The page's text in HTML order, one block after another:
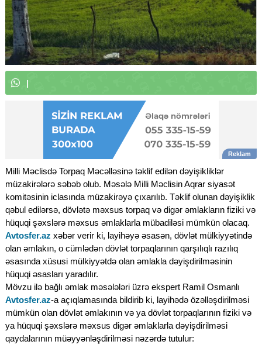
W
Milli Məclisdə Torpaq Məcəlləsinə təklif edilən dəyişikliklər
müzakirələrə səbəb olub. Məsələ Milli Məclisin Aqrar siyasət
komitəsinin iclasında müzakirəyə çıxarılıb. Təklif olunan dəyişiklik
qəbul edilərsə, dövlətə məxsus torpaq və digər əmlakların fiziki və
hüquqi şəxslərə məxsus əmlaklarla mübadiləsi mümkün olacaq.
Avtosfer.az xəbər verir ki, layihəyə əsasən, dövlət mülkiyyətində
olan əmlakın, o cümlədən dövlət torpaqlarının qarşılıqlı razılıq
əsasında xüsusi mülkiyyətdə olan əmlakla dəyişdirilməsinin
hüquqi əsasları yaradılır.
Mövzu ilə bağlı əmlak məsələləri üzrə ekspert Ramil Osmanlı
Avtosfer.az-a açıqlamasında bildirib ki, layihədə özəlləşdirilməsi
mümkün olan dövlət əmlakının və ya dövlət torpaqlarının fiziki və
ya hüquqi şəxslərə məxsus digər əmlaklarla dəyişdirilməsi
qaydalarının müəyyənləşdirilməsi nəzərdə tutulur: